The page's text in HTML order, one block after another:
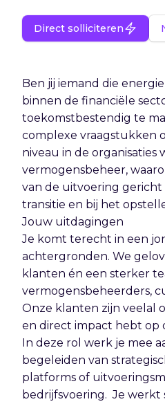
Direct solliciteren
Ben jij iemand die
binnen de financiële
toekomstbestendig te
complexe vraagstukken
niveau in de organisaties
vermogensbeheer,
van de uitvoering
transitie en bij het
Jouw uitdagingen
Je komt terecht in een
achtergronden. We
klanten én een sterker
vermogensbeheerders,
Onze klanten zijn veelal
en direct impact hebt op
In deze rol werk je mee
begeleiden van
platforms of
bedrijfsvoering. Je werkt